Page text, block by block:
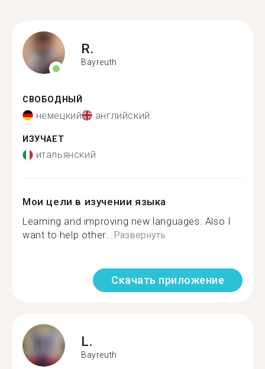
R.
Bayreuth
СВОБОДНЫЙ
немецкий английский
ИЗУЧАЕТ
итальянский
Мои цели в изучении языка
Learning and improving new languages. Also I
want to help other...Развернуть
Скачать приложение
L.
Bayreuth